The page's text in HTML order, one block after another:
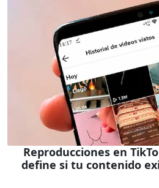
Reproducciones en
define si tu contenido